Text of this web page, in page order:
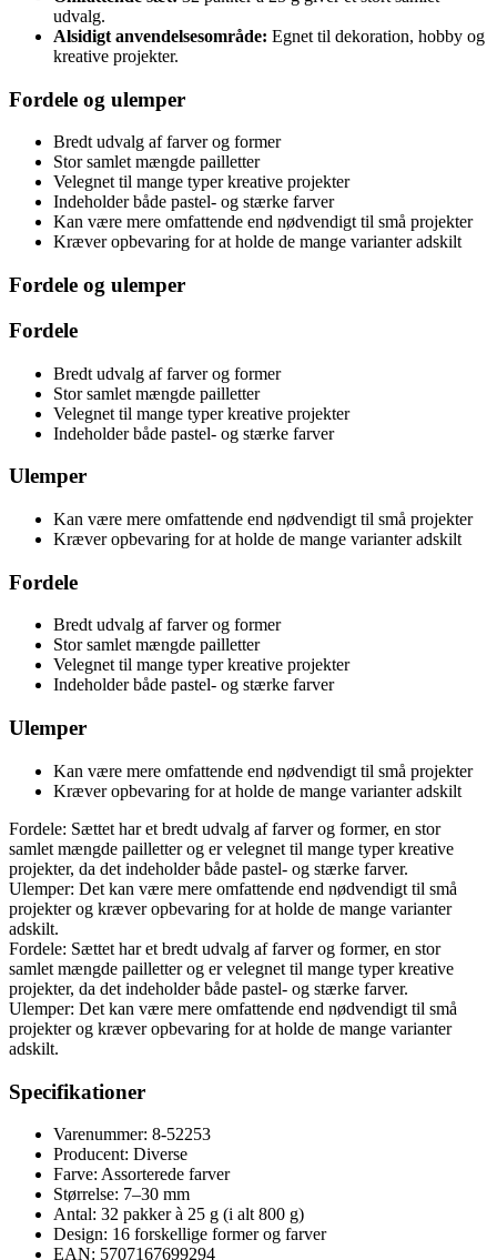
udvalg.
Alsidigt anvendelsesområde: Egnet til dekoration, hobby og
kreative projekter.
Fordele og ulemper
Bredt udvalg af farver og former
Stor samlet mængde pailletter
Velegnet til mange typer kreative projekter
Indeholder både pastel- og stærke farver
Kan være mere omfattende end nødvendigt til små projekter
Kræver opbevaring for at holde de mange varianter adskilt
Fordele og ulemper
Fordele
Bredt udvalg af farver og former
Stor samlet mængde pailletter
Velegnet til mange typer kreative projekter
Indeholder både pastel- og stærke farver
Ulemper
Kan være mere omfattende end nødvendigt til små projekter
Kræver opbevaring for at holde de mange varianter adskilt
Fordele
Bredt udvalg af farver og former
Stor samlet mængde pailletter
Velegnet til mange typer kreative projekter
Indeholder både pastel- og stærke farver
Ulemper
Kan være mere omfattende end nødvendigt til små projekter
Kræver opbevaring for at holde de mange varianter adskilt
Fordele: Sættet har et bredt udvalg af farver og former, en stor
samlet mængde pailletter og er velegnet til mange typer kreative
projekter, da det indeholder både pastel- og stærke farver.
Ulemper: Det kan være mere omfattende end nødvendigt til små
projekter og kræver opbevaring for at holde de mange varianter
adskilt.
Fordele: Sættet har et bredt udvalg af farver og former, en stor
samlet mængde pailletter og er velegnet til mange typer kreative
projekter, da det indeholder både pastel- og stærke farver.
Ulemper: Det kan være mere omfattende end nødvendigt til små
projekter og kræver opbevaring for at holde de mange varianter
adskilt.
Specifikationer
Varenummer: 8-52253
Producent: Diverse
Farve: Assorterede farver
Størrelse: 7–30 mm
Antal: 32 pakker à 25 g (i alt 800 g)
Design: 16 forskellige former og farver
EAN: 5707167699294